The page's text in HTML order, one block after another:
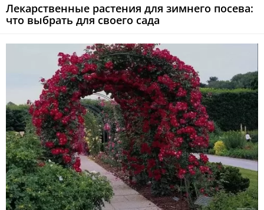
Лекарственные растения для зимнего посева:
что выбрать для своего сада